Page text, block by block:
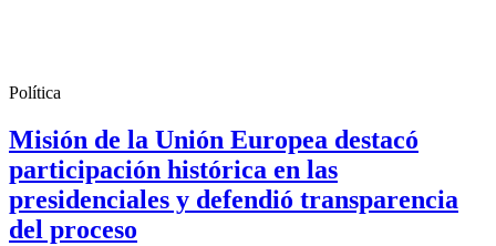
Política
Misión de la Unión Europea destacó
participación histórica en las
presidenciales y defendió transparencia
del proceso